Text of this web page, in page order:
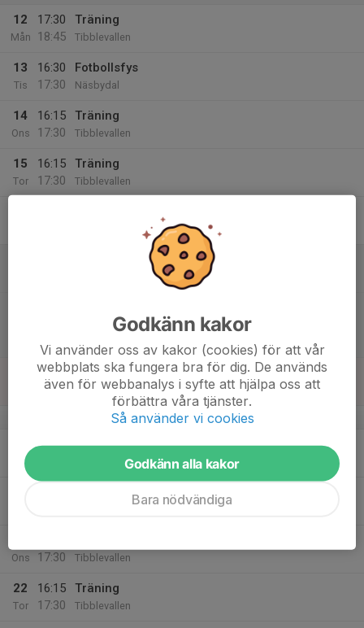
12
Mån
17:30
18:45
Träning
Tibblevallen
13
Tis
16:30
17:30
Fotbollsfys
Näsbydal
14
Ons
16:15
17:30
Träning
Tibblevallen
15
Tor
16:15
17:30
Träning
Tibblevallen
Bollhämtare A Laget
P2012- 1S
Näsbydal 1
v.21
Mån
17:30
Träning
Tibblevallen
Fotbollsfys
Ons
17:30
Tibblevallen
22
Tor
16:15
17:30
Träning
Tibblevallen
Godkänn kakor
Vi använder oss av kakor (cookies) för att vår
webbplats ska fungera bra för dig. De används
även för webbanalys i syfte att hjälpa oss att
förbättra våra tjänster.
Så använder vi cookies
Godkänn alla kakor
Bara nödvändiga